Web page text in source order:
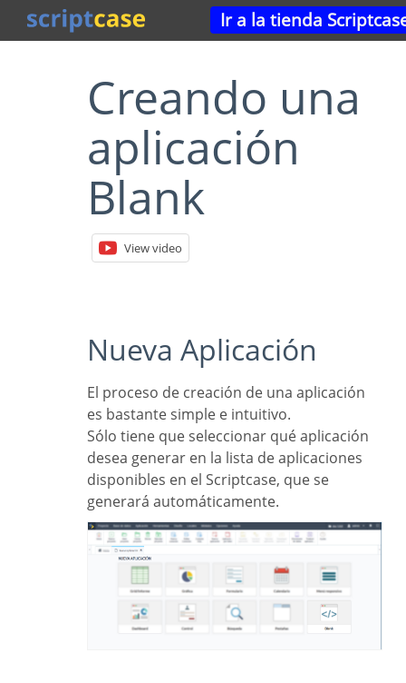
Ir a la tienda
Creando una
aplicación
Blank
View video
Nueva Aplicación
El proceso de creación de una aplicación
es bastante simple e intuitivo.
Sólo tiene que seleccionar qué aplicación
desea generar en la lista de aplicaciones
disponibles en el Scriptcase, que se
generará automáticamente.